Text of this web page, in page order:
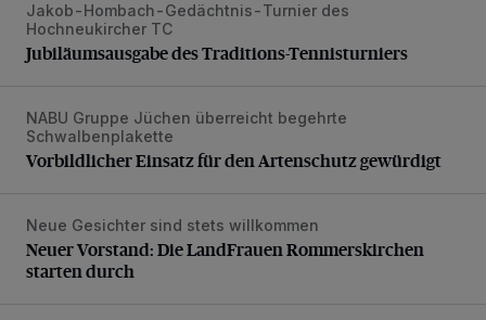
Jubiläumsausgabe des Traditions-Tennisturniers
Jakob-Hombach-Gedächtnis-Turnier des
Hochneukircher TC
Jubiläumsausgabe des Traditions-Tennisturniers
Vorbildlicher Einsatz für den Artenschutz gewürdigt
NABU Gruppe Jüchen überreicht begehrte
Schwalbenplakette
Vorbildlicher Einsatz für den Artenschutz gewürdigt
Neuer Vorstand: Die LandFrauen Rommerskirchen starten
Neue Gesichter sind stets willkommen
Neuer Vorstand: Die LandFrauen Rommerskirchen
starten durch